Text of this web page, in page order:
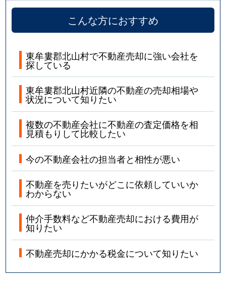
こんな方におすすめ
東牟婁郡北山村で不動産売却に強い会社を
探している
東牟婁郡北山村近隣の不動産の売却相場や
状況について知りたい
複数の不動産会社に不動産の査定価格を相
見積もりして比較したい
今の不動産会社の担当者と相性が悪い
不動産を売りたいがどこに依頼していいか
わからない
仲介手数料など不動産売却における費用が
知りたい
不動産売却にかかる税金について知りたい